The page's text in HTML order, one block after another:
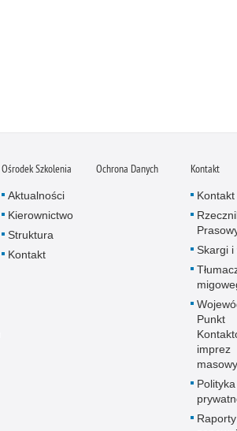
Ośrodek Szkolenia
Aktualności
Kierownictwo
Struktura
Kontakt
Ochrona Danych Kontakt
Kontakt
Skargi i
Punkt
imprez
Polityka